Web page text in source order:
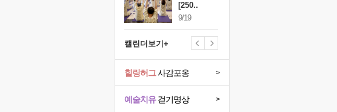
[250..
9/19
캘린더보기+
예술치유걷기명상 >
힐링허그사감포옹 >